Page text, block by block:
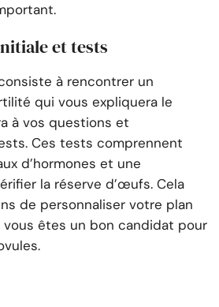
et tests
à rencontrer un
qui vous expliquera le
à vos questions et
Ces tests comprennent
d’hormones et une
la réserve d’œufs. Cela
de personnaliser votre plan
êtes un bon candidat pour